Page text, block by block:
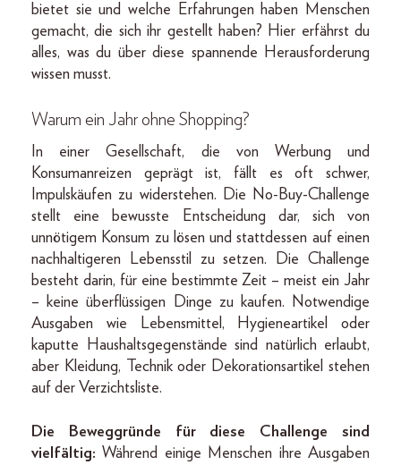
bietet sie und welche Erfahrungen haben Menschen
gemacht, die sich ihr gestellt haben? Hier erfährst du
alles, was du über diese spannende Herausforderung
wissen musst.
Warum ein Jahr ohne Shopping?
In einer Gesellschaft, die von Werbung und
Konsumanreizen geprägt ist, fällt es oft schwer,
Impulskäufen zu widerstehen. Die No-Buy-Challenge
stellt eine bewusste Entscheidung dar, sich von
unnötigem Konsum zu lösen und stattdessen auf einen
nachhaltigeren Lebensstil zu setzen. Die Challenge
besteht darin, für eine bestimmte Zeit – meist ein Jahr
– keine überflüssigen Dinge zu kaufen. Notwendige
Ausgaben wie Lebensmittel, Hygieneartikel oder
kaputte Haushaltsgegenstände sind natürlich erlaubt,
aber Kleidung, Technik oder Dekorationsartikel stehen
auf der Verzichtsliste.
Die Beweggründe für diese Challenge sind
vielfältig: Während einige Menschen ihre Ausgaben